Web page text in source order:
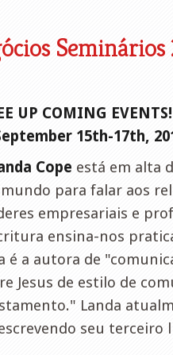
Seminários
UP COMING
15th-17th,
Cope está em alta
para falar aos
empresariais e
ensina-nos
é a autora de
Jesus de estilo de
Landa
seu terceiro